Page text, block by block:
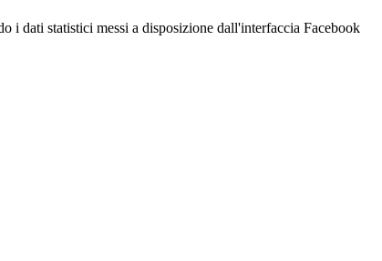
i dati statistici messi a disposizione dall'interfaccia Facebook